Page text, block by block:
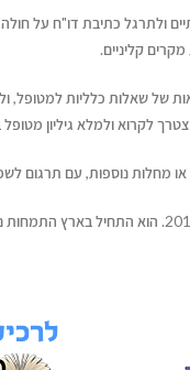
ולתרגל כתיבת דו"ח על
קליניים.
של שאלות כלליות למטופל,
לקרוא ולמלא גיליון
מחלות נוספות, עם תרגום